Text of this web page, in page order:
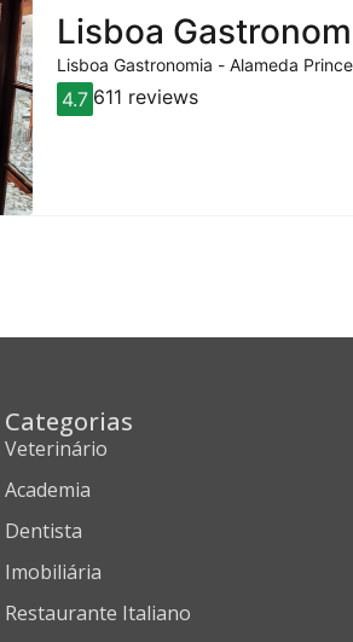
Lisboa
Lisboa Gastronomia - Alameda
4.7 611 reviews
Categorias
Veterinário
Academia
Dentista
Imobiliária
Restaurante Italiano